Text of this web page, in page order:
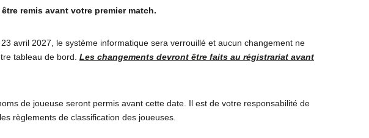
remis avant votre premier match.
avril 2027, le système informatique sera verrouillé et aucun changement ne
tableau de bord. Les changements devront être faits au régistrariat avant
de joueuse seront permis avant cette date. Il est de votre responsabilité de
règlements de classification des joueuses.